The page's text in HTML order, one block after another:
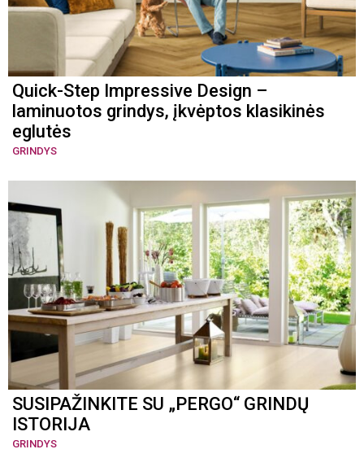
Quick-Step Impressive Design –
laminuotos grindys, įkvėptos klasikinės
eglutės
GRINDYS
SUSIPAŽINKITE SU „PERGO“ GRINDŲ
ISTORIJA
GRINDYS